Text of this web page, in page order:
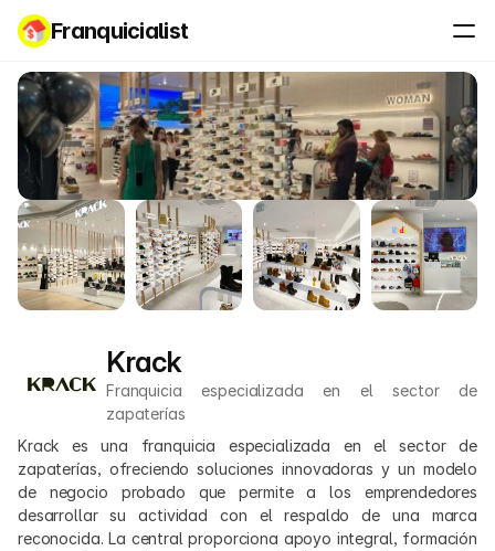
Franquicialist
Krack
Franquicia especializada en el sector de
zapaterías
Krack es una franquicia especializada en el sector de
zapaterías, ofreciendo soluciones innovadoras y un modelo
de negocio probado que permite a los emprendedores
desarrollar su actividad con el respaldo de una marca
reconocida. La central proporciona apoyo integral, formación